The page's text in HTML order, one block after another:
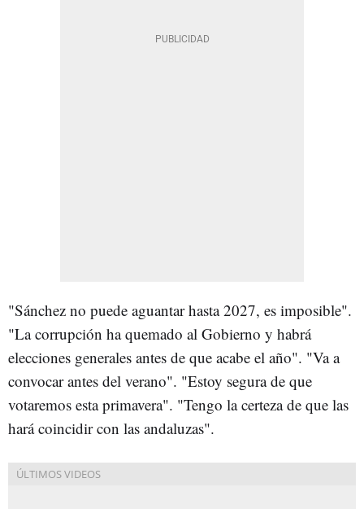
"Sánchez no puede aguantar hasta 2027, es imposible".
"La corrupción ha quemado al Gobierno y habrá
elecciones generales antes de que acabe el año". "Va a
convocar antes del verano". "Estoy segura de que
votaremos esta primavera". "Tengo la certeza de que las
hará coincidir con las andaluzas".